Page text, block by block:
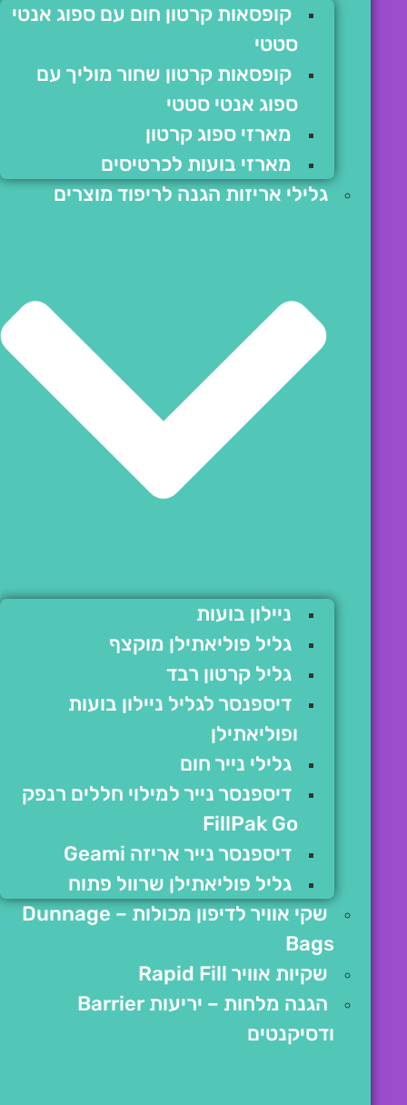
קופסאות קרטון חום עם ספוג אנטי
סטטי
קופסאות קרטון שחור מוליך עם
ספוג אנטי סטטי
מארזי ספוג קרטון
מארזי בועות לכרטיסים
גלילי אריזות הגנה לריפוד מוצרים
ניילון בועות
גליל פוליאתילן מוקצף
גליל קרטון רבד
דיספנסר לגליל ניילון בועות
ופוליאתילן
גלילי נייר חום
דיספנסר נייר למילוי חללים רנפק
FillPak Go
דיספנסר נייר אריזה Geami
גליל פוליאתילן שרוול פתוח
שקי אוויר לדיפון מכולות – Dunnage
Bags
שקיות אוויר Rapid Fill
הגנה מלחות – יריעות Barrier
ודסיקנטים